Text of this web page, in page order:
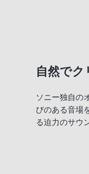
自然で
ソニー独自の
びのある音場
る迫力のサウ